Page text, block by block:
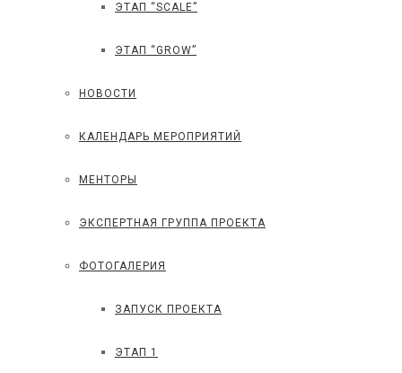
ЭТАП “SCALE”
ЭТАП “GROW”
НОВОСТИ
КАЛЕНДАРЬ МЕРОПРИЯТИЙ
МЕНТОРЫ
ЭКСПЕРТНАЯ ГРУППА ПРОЕКТА
ФОТОГАЛЕРИЯ
ЗАПУСК ПРОЕКТА
ЭТАП 1